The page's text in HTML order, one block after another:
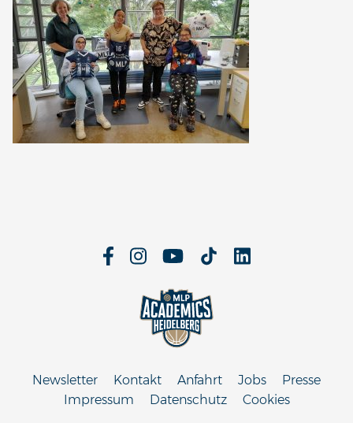
Newsletter Kontakt Anfahrt Jobs
Presse
Impressum
Datenschutz Cookies